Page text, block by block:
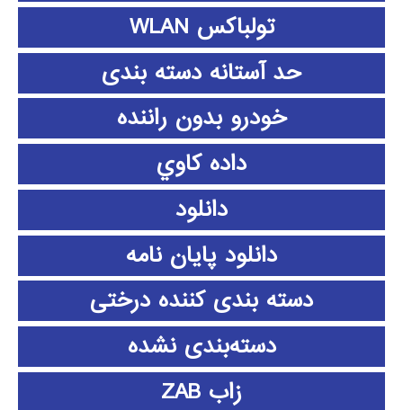
تولباکس WLAN
حد آستانه دسته بندی
خودرو بدون راننده
داده كاوي
دانلود
دانلود پايان نامه
دسته بندی کننده درختی
دسته‌بندی نشده
زاب ZAB